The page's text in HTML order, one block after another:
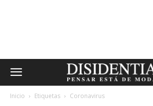
Inicio Etiquetas Coronavirus